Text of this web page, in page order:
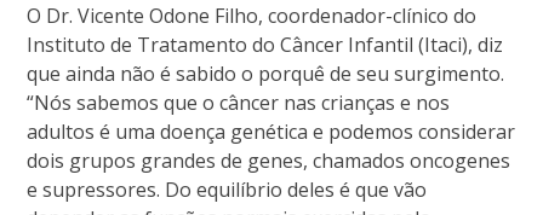
O Dr. Vicente Odone Filho, coordenador-clínico do
Instituto de Tratamento do Câncer Infantil (Itaci), diz
que ainda não é sabido o porquê de seu surgimento.
“Nós sabemos que o câncer nas crianças e nos
adultos é uma doença genética e podemos considerar
dois grupos grandes de genes, chamados oncogenes
e supressores. Do equilíbrio deles é que vão